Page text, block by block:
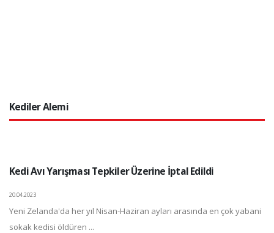
Kediler Alemi
Kedi Avı Yarışması Tepkiler Üzerine İptal Edildi
20.04.2023
Yeni Zelanda'da her yıl Nisan-Haziran ayları arasında en çok yabani
sokak kedisi öldüren ...